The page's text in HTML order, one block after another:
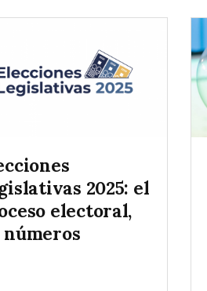
2025: el
electoral,
números